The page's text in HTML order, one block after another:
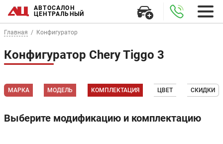
АВТОСАЛОН
ЦЕНТРАЛЬНЫЙ
Главная Конфигуратор
Конфигуратор Chery Tiggo 3
МАРКА МОДЕЛЬ КОМПЛЕКТАЦИЯ ЦВЕТ СКИДКИ
Выберите модификацию и комплектацию